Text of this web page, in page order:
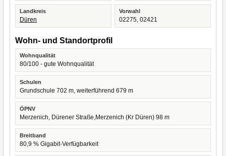
Landkreis
Düren
Vorwahl
02275, 02421
Wohn- und Standortprofil
Wohnqualität
80/100 - gute Wohnqualität
Schulen
Grundschule 702 m, weiterführend 679 m
ÖPNV
Merzenich, Dürener Straße,Merzenich (Kr Düren) 98 m
Breitband
80,9 % Gigabit-Verfügbarkeit